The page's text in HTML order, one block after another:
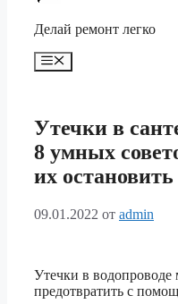
Делай ремонт легко
Меню
Утечки в
8 умных
их остановить
09.01.2022 от admin
Утечки в
предотвратить с